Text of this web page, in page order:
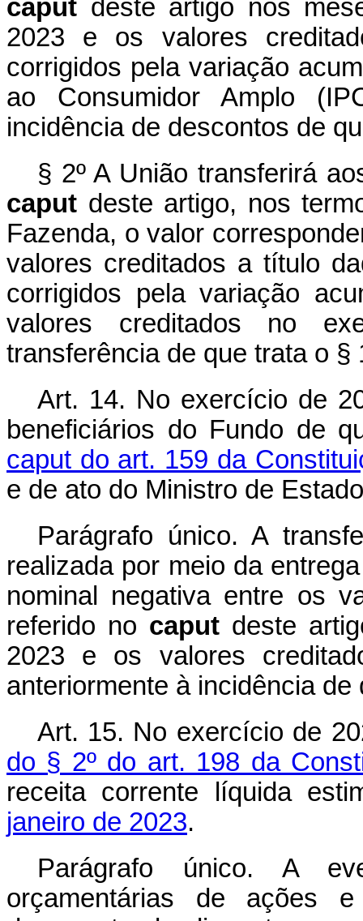
caput deste artigo nos
2023 e os valores
corrigidos pela variação
ao Consumidor Amplo
incidência de descontos de
§ 2º A União transferirá
caput deste artigo, nos
Fazenda, o valor
valores creditados a título
corrigidos pela variação
valores creditados no
transferência de que trata o §
Art. 14. No exercício de
beneficiários do Fundo de
caput do art. 159 da
e de ato do Ministro de
Parágrafo único. A
realizada por meio da
nominal negativa entre os
referido no caputdeste
2023 e os valores
anteriormente à incidência
Art. 15. No exercício de
do § 2º do art. 198 da
receita corrente líquida
janeiro de 2023.
Parágrafo único. A
orçamentárias de ações